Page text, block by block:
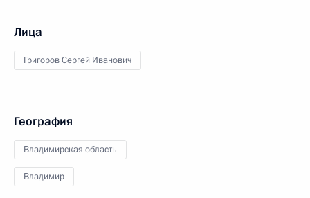
Лица
Григоров Сергей Иванович
География
Владимирская область
Владимир